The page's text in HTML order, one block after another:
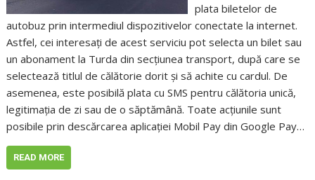
plata biletelor de
autobuz prin intermediul dispozitivelor conectate la internet.
Astfel, cei interesați de acest serviciu pot selecta un bilet sau
un abonament la Turda din secțiunea transport, după care se
selectează titlul de călătorie dorit și să achite cu cardul. De
asemenea, este posibilă plata cu SMS pentru călătoria unică,
legitimația de zi sau de o săptămână. Toate acțiunile sunt
posibile prin descărcarea aplicației Mobil Pay din Google Pay…
READ MORE